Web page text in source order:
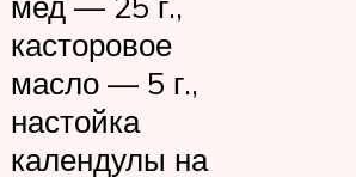
касторовое
масло — 5 г.,
настойка
календулы на